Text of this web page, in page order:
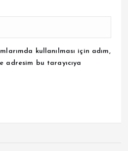
kullanılması için adım,
adresim bu tarayıcıya